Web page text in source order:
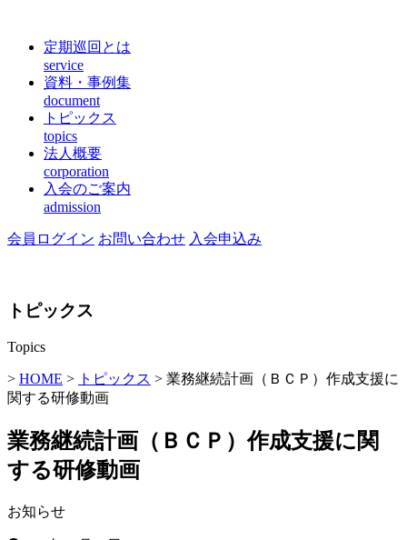
定期巡回とは
service
資料・事例集
document
トピックス
topics
法人概要
corporation
入会のご案内
admission
会員ログイン お問い合わせ 入会申込み
トピックス
Topics
> HOME > トピックス > 業務継続計画（ＢＣＰ）作成支援に
関する研修動画
業務継続計画（ＢＣＰ）作成支援に関
する研修動画
お知らせ